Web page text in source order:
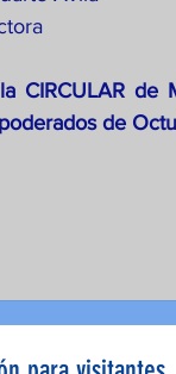
CIRCULAR de
de